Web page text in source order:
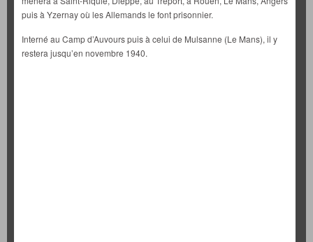
puis à Yzernay où les Allemands le font prisonnier.
Interné au Camp d’Auvours puis à celui de Mulsanne (Le Mans), il y
restera jusqu’en novembre 1940.